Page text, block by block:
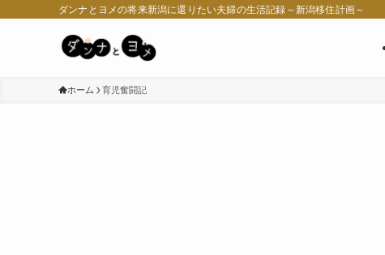
ダンナとヨメの将来新潟に還りたい夫婦の生活記録～新潟移住計画～
ホーム 育児奮闘記